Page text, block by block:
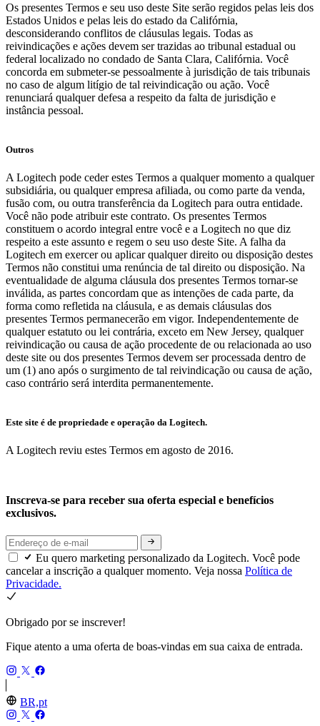
Os presentes Termos e seu uso deste Site serão regidos pelas leis dos
Estados Unidos e pelas leis do estado da Califórnia,
desconsiderando conflitos de cláusulas legais. Todas as
reivindicações e ações devem ser trazidas ao tribunal estadual ou
federal localizado no condado de Santa Clara, Califórnia. Você
concorda em submeter-se pessoalmente à jurisdição de tais tribunais
no caso de algum litígio de tal reivindicação ou ação. Você
renunciará qualquer defesa a respeito da falta de jurisdição e
instância pessoal.
Outros
A Logitech pode ceder estes Termos a qualquer momento a qualquer
subsidiária, ou qualquer empresa afiliada, ou como parte da venda,
fusão com, ou outra transferência da Logitech para outra entidade.
Você não pode atribuir este contrato. Os presentes Termos
constituem o acordo integral entre você e a Logitech no que diz
respeito a este assunto e regem o seu uso deste Site. A falha da
Logitech em exercer ou aplicar qualquer direito ou disposição destes
Termos não constitui uma renúncia de tal direito ou disposição. Na
eventualidade de alguma cláusula dos presentes Termos tornar-se
inválida, as partes concordam que as intenções de cada parte, da
forma como refletida na cláusula, e as demais cláusulas dos
presentes Termos permanecerão em vigor. Independentemente de
qualquer estatuto ou lei contrária, exceto em New Jersey, qualquer
reivindicação ou causa de ação procedente de ou relacionada ao uso
deste site ou dos presentes Termos devem ser processada dentro de
um (1) ano após o surgimento de tal reivindicação ou causa de ação,
caso contrário será interdita permanentemente.
Este site é de propriedade e operação da Logitech.
A Logitech reviu estes Termos em agosto de 2016.
Inscreva-se para receber sua oferta especial e benefícios
exclusivos.
Eu quero marketing personalizado da Logitech. Você pode
cancelar a inscrição a qualquer momento. Veja nossa Política de
Privacidade.
Obrigado por se inscrever!
Fique atento a uma oferta de boas-vindas em sua caixa de entrada.
BR,pt